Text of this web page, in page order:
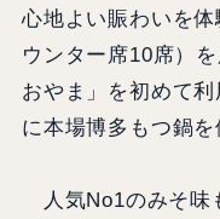
心地よい賑わいを
ウンター席10席）
おやま」を初めて
に本場博多もつ鍋を
人気No1のみそ味